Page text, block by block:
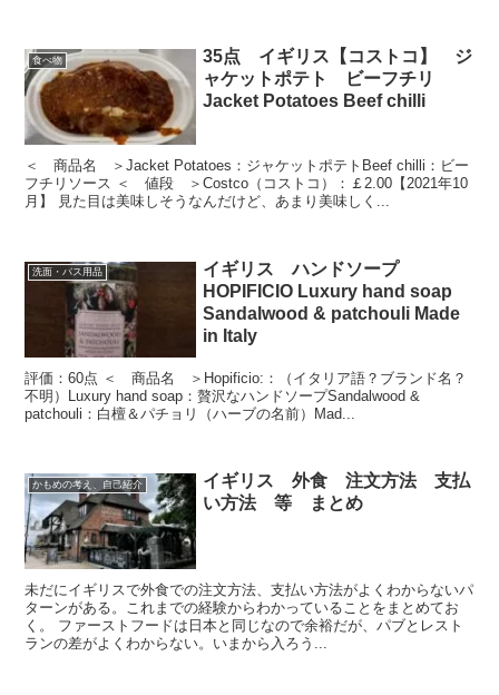
食べ物
35点 イギリス【コストコ】 ジ
ャケットポテト ビーフチリ
Jacket Potatoes Beef chilli
＜ 商品名 ＞Jacket Potatoes：ジャケットポテトBeef chilli：ビー
フチリソース ＜ 値段 ＞Costco（コストコ）：￡2.00【2021年10
月】 見た目は美味しそうなんだけど、あまり美味しく...
洗面・バス用品
イギリス ハンドソープ
HOPIFICIO Luxury hand soap
Sandalwood & patchouli Made
in Italy
評価：60点 ＜ 商品名 ＞Hopificio:：（イタリア語？ブランド名？
不明）Luxury hand soap：贅沢なハンドソープSandalwood &
patchouli：白檀＆パチョリ（ハーブの名前）Mad...
かもめの考え、自己紹介
イギリス 外食 注文方法 支払
い方法 等 まとめ
未だにイギリスで外食での注文方法、支払い方法がよくわからないパ
ターンがある。これまでの経験からわかっていることをまとめてお
く。 ファーストフードは日本と同じなので余裕だが、パブとレスト
ランの差がよくわからない。いまから入ろう...